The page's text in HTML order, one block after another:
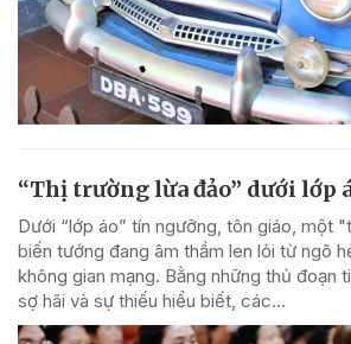
“Thị trường lừa đảo” dưới lớp
Dưới “lớp áo” tín ngưỡng, tôn giáo, một
biến tướng đang âm thầm len lỏi từ ngõ
không gian mạng. Bằng những thủ đoạn
sợ hãi và sự thiếu hiểu biết, các...